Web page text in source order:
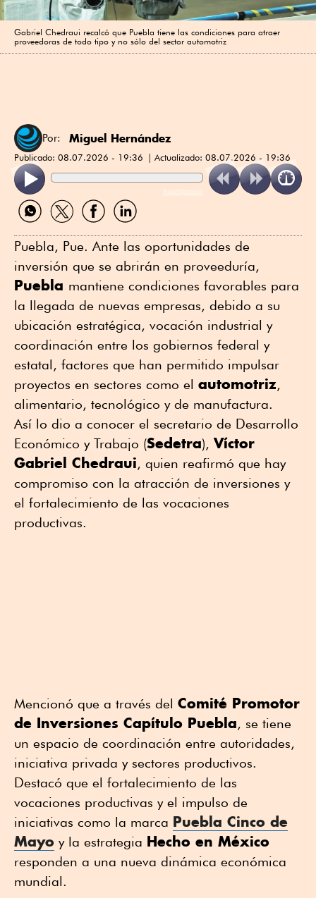
Gabriel Chedraui recalcó que Puebla tiene las condiciones para atraer
proveedoras de todo tipo y no sólo del sector automotriz
Por: Miguel Hernández
Publicado: 08.07.2026 - 19:36 Actualizado: 08.07.2026 - 19:36
ReadSpeaker
Compartir
por
Compartir
por
Compartir
por
Compartir
por
Puebla, Pue. Ante las oportunidades de
inversión que se abrirán en proveeduría,
Puebla mantiene condiciones favorables para
la llegada de nuevas empresas, debido a su
ubicación estratégica, vocación industrial y
coordinación entre los gobiernos federal y
estatal, factores que han permitido impulsar
proyectos en sectores como el automotriz,
alimentario, tecnológico y de manufactura.
Así lo dio a conocer el secretario de Desarrollo
Económico y Trabajo (Sedetra),Víctor
Gabriel Chedraui, quien reafirmó que hay
compromiso con la atracción de inversiones y
el fortalecimiento de las vocaciones
productivas.
Mencionó que a través del Comité Promotor
de Inversiones Capítulo Puebla, se tiene
un espacio de coordinación entre autoridades,
iniciativa privada y sectores productivos.
Destacó que el fortalecimiento de las
vocaciones productivas y el impulso de
iniciativas como la marca Puebla Cinco de
Mayo y la estrategia Hecho en México
responden a una nueva dinámica económica
mundial.